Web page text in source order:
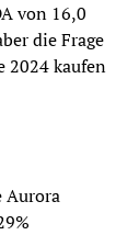
von 16,0
die Frage
2024 kaufen
Aurora